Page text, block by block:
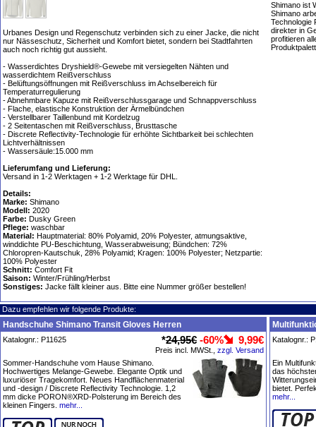
Urbanes Design und Regenschutz verbinden sich zu einer Jacke, die nicht
nur Nässeschutz, Sicherheit und Komfort bietet, sondern bei Stadtfahrten
auch noch richtig gut aussieht.
- Wasserdichtes Dryshield®-Gewebe mit versiegelten Nähten und
wasserdichtem Reißverschluss
- Belüftungsöffnungen mit Reißverschluss im Achselbereich für
Temperaturregulierung
- Abnehmbare Kapuze mit Reißverschlussgarage und Schnappverschluss
- Flache, elastische Konstruktion der Ärmelbündchen
- Verstellbarer Taillenbund mit Kordelzug
- 2 Seitentaschen mit Reißverschluss, Brusttasche
- Discrete Reflectivity-Technologie für erhöhte Sichtbarkeit bei schlechten
Lichtverhältnissen
- Wassersäule:15.000 mm
Lieferumfang und Lieferung:
Versand in 1-2 Werktagen + 1-2 Werktage für DHL.
Details:
Marke: Shimano
Modell: 2020
Farbe: Dusky Green
Pflege: waschbar
Material: Hauptmaterial: 80% Polyamid, 20% Polyester, atmungsaktive,
winddichte PU-Beschichtung, Wasserabweisung; Bündchen: 72%
Chloropren-Kautschuk, 28% Polyamid; Kragen: 100% Polyester; Netzpartie:
100% Polyester
Schnitt: Comfort Fit
Saison: Winter/Frühling/Herbst
Sonstiges: Jacke fällt kleiner aus. Bitte eine Nummer größer bestellen!
Shimano ist
Shimano
Technologie
direkter in
profitieren
Dazu empfehlen wir folgende Produkte:
Handschuhe Shimano Transit Gloves Herren
Katalognr.: P11625 *24,95€ -60% 9,99€
Preis incl. MWSt., zzgl. Versand
Sommer-Handschuhe vom Hause Shimano.
Hochwertiges Melange-Gewebe. Elegante Optik und
luxuriöser Tragekomfort. Neues Handflächenmaterial
und -design / Discrete Reflectivity Technologie. 1,2
mm dicke PORON®XRD-Polsterung im Bereich des
kleinen Fingers. mehr...
Katalognr.:
Ein
das
bietet.
mehr...